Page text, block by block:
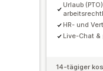
Urlaub
HR- und
Live-Chat
14-tägiger